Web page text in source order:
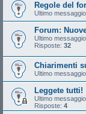
Regole del
Ultimo
Forum:
Ultimo
Risposte: 32
Chiarimenti
Ultimo
Leggete tutti!
Ultimo
Risposte: 4